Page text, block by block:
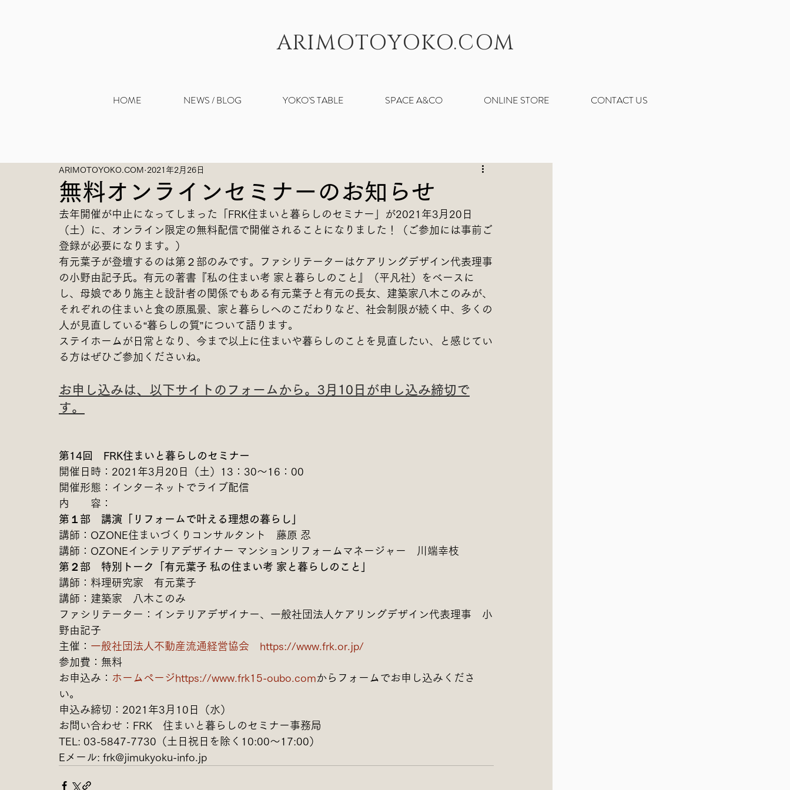
ARIMOTOYOKO.COM
HOME NEWS / BLOG YOKO'S TABLE SPACE A&CO ONLINE STORE CONTACT US
無料オンラインセミナーのお知らせ
ARIMOTOYOKO.COM 2021年2月26日
去年開催が中止になってしまった「FRK住まいと暮らしのセミナー」が2021年3月20日
（土）に、オンライン限定の無料配信で開催されることになりました！（ご参加には事前ご
登録が必要になります。）
有元葉子が登壇するのは第２部のみです。ファシリテーターはケアリングデザイン代表理事
の小野由記子氏。有元の著書『私の住まい考 家と暮らしのこと』（平凡社）をベースに
し、母娘であり施主と設計者の関係でもある有元葉子と有元の長女、建築家八木このみが、
それぞれの住まいと食の原風景、家と暮らしへのこだわりなど、社会制限が続く中、多くの
人が見直している“暮らしの質”について語ります。
ステイホームが日常となり、今まで以上に住まいや暮らしのことを見直したい、と感じてい
る方はぜひご参加くださいね。
お申し込みは、以下サイトのフォームから。3月10日が申し込み締切で
す。
第14回　FRK住まいと暮らしのセミナー
開催日時：2021年3月20日（土）13：30〜16：00
開催形態：インターネットでライブ配信
内　　容：
第１部　講演「リフォームで叶える理想の暮らし」
講師：OZONE住まいづくりコンサルタント　藤原 忍
講師：OZONEインテリアデザイナー マンションリフォームマネージャー　川端幸枝
第２部　特別トーク「有元葉子 私の住まい考 家と暮らしのこと」
講師：料理研究家　有元葉子
講師：建築家　八木このみ
ファシリテーター：インテリアデザイナー、一般社団法人ケアリングデザイン代表理事　小
野由記子
主催： 一般社団法人不動産流通経営協会　https://www.frk.or.jp/
参加費：無料
お申込み： ホームページhttps://www.frk15-oubo.comからフォームでお申し込みくださ
い。
申込み締切：2021年3月10日（水）
お問い合わせ：FRK　住まいと暮らしのセミナー事務局
TEL: 03-5847-7730（土日祝日を除く10:00～17:00）
Eメール: frk@jimukyoku-info.jp